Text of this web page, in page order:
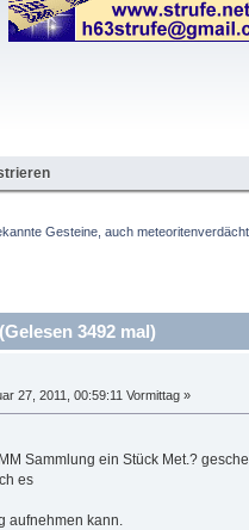
Gesteine, auch
3492 mal)
27, 2011, 00:59:11 Vormittag »
Sammlung ein Stück Met.?
es
aufnehmen kann.